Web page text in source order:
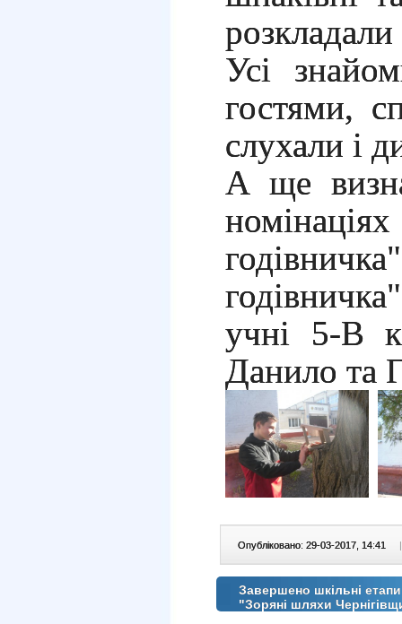
Усі
гостями,
слухали і
А ще
учні 5-В
Данило та
Опубліковано: 29-03-2017, 14:41 |
Завершено шкільні
"Зоряні шляхи